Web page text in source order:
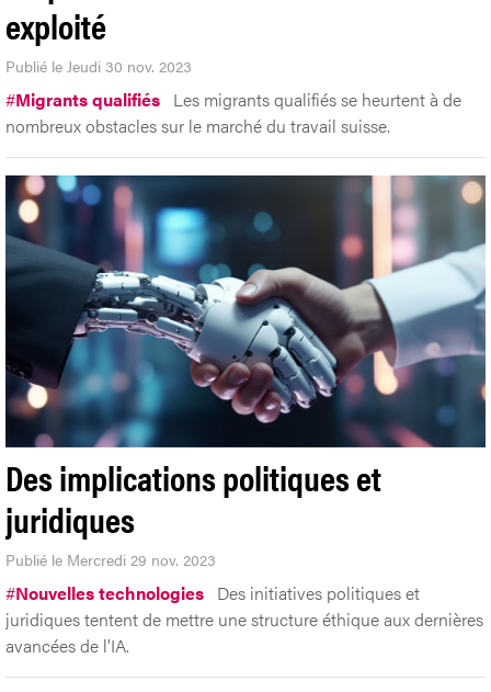
exploité
Publié le Jeudi 30 nov. 2023
#Migrants qualifiés Les migrants qualifiés se heurtent à de
nombreux obstacles sur le marché du travail suisse.
Des implications politiques et
juridiques
Publié le Mercredi 29 nov. 2023
#Nouvelles technologies Des initiatives politiques et
juridiques tentent de mettre une structure éthique aux dernières
avancées de l'IA.